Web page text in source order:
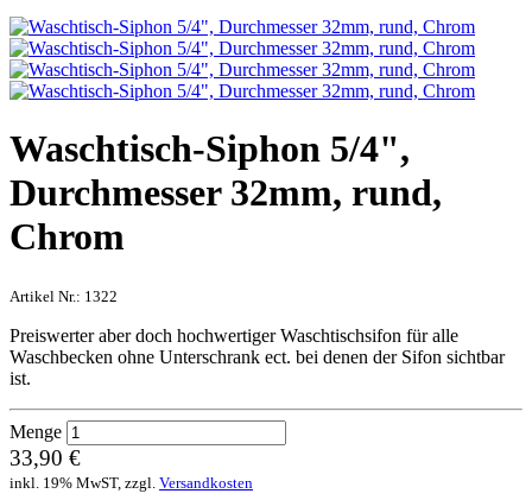
Waschtisch-Siphon 5/4",
Durchmesser 32mm, rund,
Chrom
Artikel Nr.: 1322
Preiswerter aber doch hochwertiger Waschtischsifon für alle
Waschbecken ohne Unterschrank ect. bei denen der Sifon sichtbar
ist.
Menge
33,90 €
inkl. 19% MwST, zzgl. Versandkosten